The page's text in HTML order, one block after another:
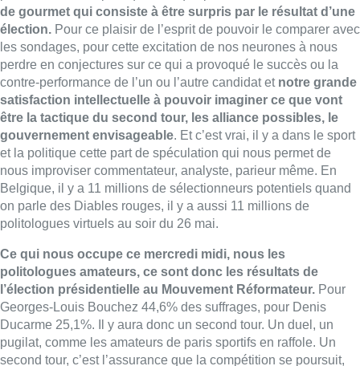
politologues virtuels au soir du 26 mai.
Ce qui nous occupe ce mercredi midi, nous les
politologues amateurs, ce sont donc les résultats de
l’élection présidentielle au Mouvement Réformateur.
Georges-Louis Bouchez 44,6% des suffrages, pour Denis
Ducarme 25,1%. Il y aura donc un second tour. Un duel, un
pugilat, comme les amateurs de paris sportifs en raffole. Un
second tour, c’est l’assurance que la compétition se poursuit,
qu’elle est incertaine, qu’il n’y a ni vainqueur ni vaincu, qu’on
va continuer à s’échanger des coups. Et comme en plus, les
deux candidats viennent du Hainaut, on passe du simple match
au derby : Georges-Louis et Denis au second tour, c’est un peu
comme si la finale de la Coupe de Belgique opposait le
Sporting d’Anderlecht à l’Union Saint-Gilloise, etaucun des
deux n’a envie de passer à côté du Graal et d’être le
Poulidor de l’autre, surtout le jour où nous saluons la mémoire
de ce grand champion cycliste. Il va donc y avoir encore du
sport. Et ça déjà commencé ce matin. Dans un étrange moment
à la radio, sur la Première, où les deux candidats étaient là,
mais que l’un des deux n’a pas voulu débattre face à l’autre.